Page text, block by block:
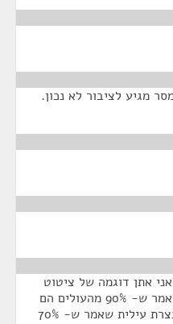
מגיע לציבור לא נכון.
אתן דוגמה של ציטוט
מדבריו של הרב שלום מבת-ים שאמר ש- 90% מהעולים הם
גויים. ציטוט אחר מהרב הרצל מנצרת עילית שאמר ש- 70%